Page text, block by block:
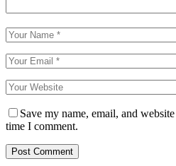
Save my name, email, and
time I comment.